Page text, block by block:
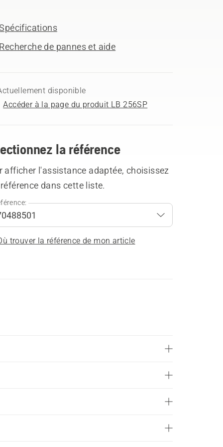
de pannes et aide
disponible
Accéder à la page du produit LB 256SP
la référence
afficher l'assistance adaptée, choisissez
dans cette liste.
trouver la référence de mon article